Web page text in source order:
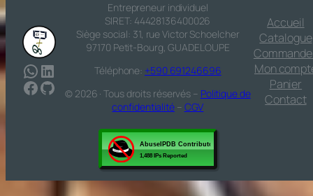
WhatsApp LinkedIn
Facebook GitHub
Entrepreneur individuel
SIRET: 44428136400026
Siège social: 31, rue Victor Schoelcher
97170 Petit-Bourg, GUADELOUPE
Téléphone: +590 691246696
© 2026 · Tous droits réservés – Politique de
confidentialité– CGV
Accueil
Catalogue
Mon
Panier
Contact